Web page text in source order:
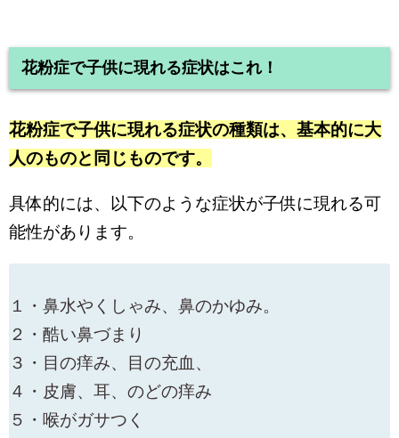
花粉症で子供に現れる症状はこれ！
花粉症で子供に現れる症状の種類は、基本的に大
人のものと同じものです。
具体的には、以下のような症状が子供に現れる可
能性があります。
１・鼻水やくしゃみ、鼻のかゆみ。
２・酷い鼻づまり
３・目の痒み、目の充血、
４・皮膚、耳、のどの痒み
５・喉がガサつく